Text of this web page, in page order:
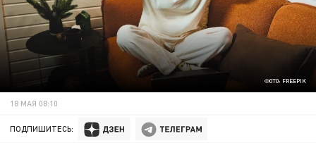
ФОТО: FREEPIK
18 МАЯ 08:10
ПОДПИШИТЕСЬ: